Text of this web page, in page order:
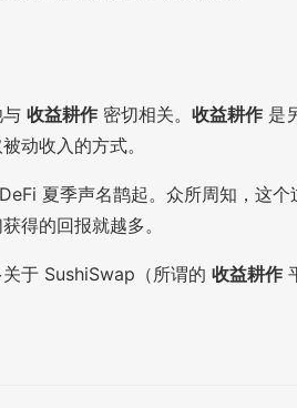
收益耕作 密切相关。 收益耕作 是
动收入的方式。
夏季声名鹊起。众所周知，这个
得的回报就越多。
于 SushiSwap（所谓的 收益耕作